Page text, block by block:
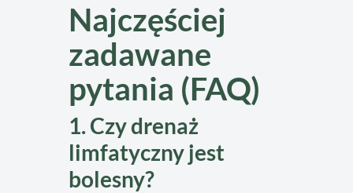
Najczęściej
zadawane
pytania (FAQ)
1. Czy drenaż
limfatyczny jest
bolesny?